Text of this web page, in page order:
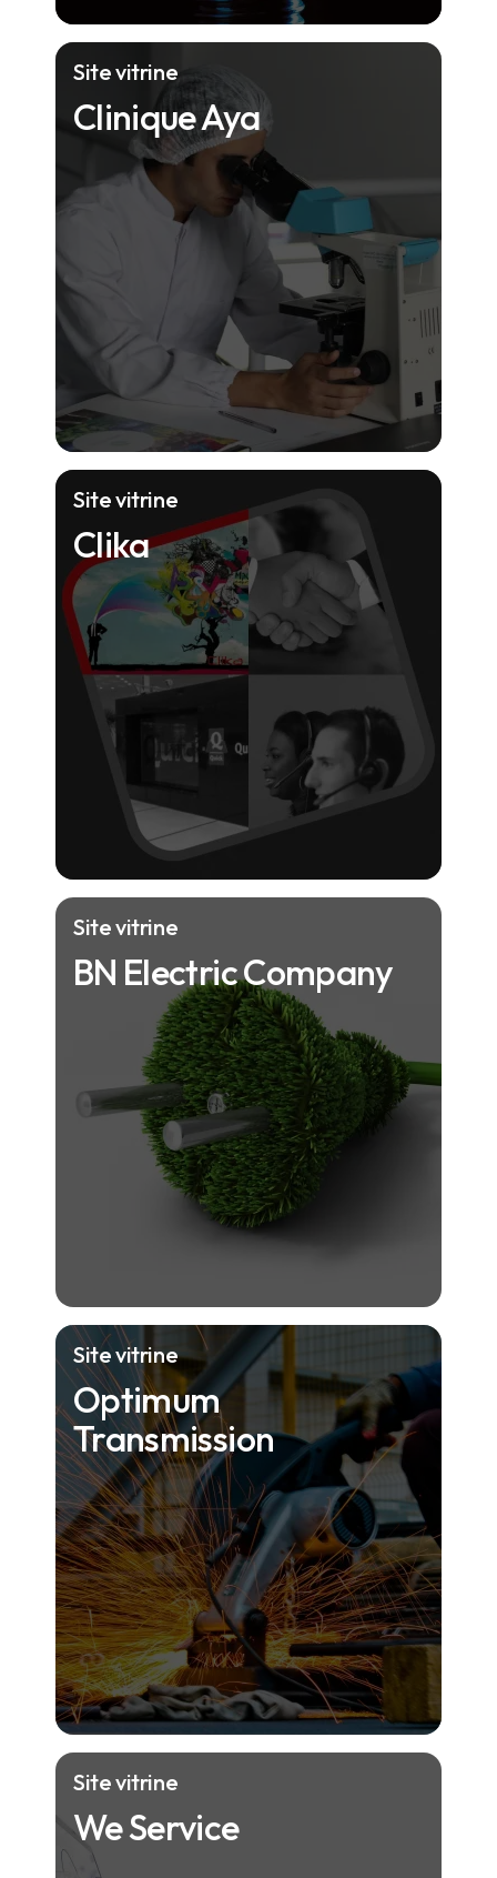
Site vitrine
Clinique Aya
Site vitrine
Clika
Site vitrine
BN Electric Company
Site vitrine
Optimum
Transmission
Site vitrine
We Service